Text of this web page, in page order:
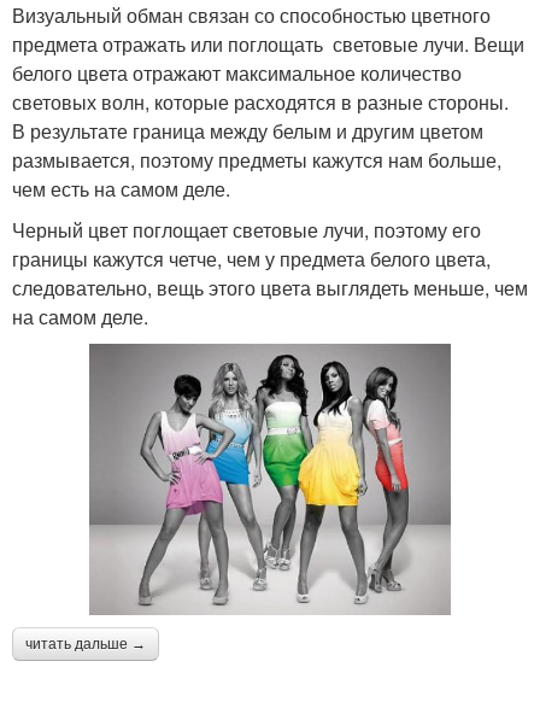
Визуальный обман связан со способностью цветного
предмета отражать или поглощать световые лучи. Вещи
белого цвета отражают максимальное количество
световых волн, которые расходятся в разные стороны.
В результате граница между белым и другим цветом
размывается, поэтому предметы кажутся нам больше,
чем есть на самом деле.
Черный цвет поглощает световые лучи, поэтому его
границы кажутся четче, чем у предмета белого цвета,
следовательно, вещь этого цвета выглядеть меньше, чем
на самом деле.
читать дальше →